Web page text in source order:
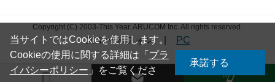
Copyright (C) 2003-This Year. ARUCOM Inc. All rights reserved.
スマートフォン| PC
当サイトではCookieを使用します。
Cookieの使用に関する詳細は「 プラ
イバシーポリシー 」をご覧くださ
承諾する